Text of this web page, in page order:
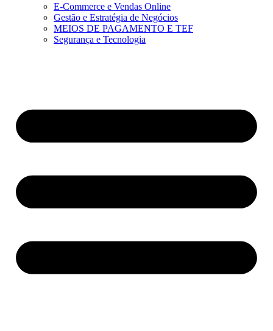
E-Commerce e Vendas Online
Gestão e Estratégia de Negócios
MEIOS DE PAGAMENTO E TEF
Segurança e Tecnologia